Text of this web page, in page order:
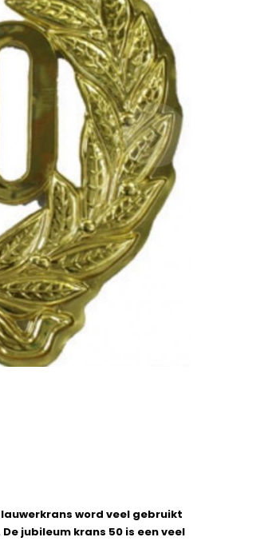
word veel gebruikt
jubileum krans 50 is een veel